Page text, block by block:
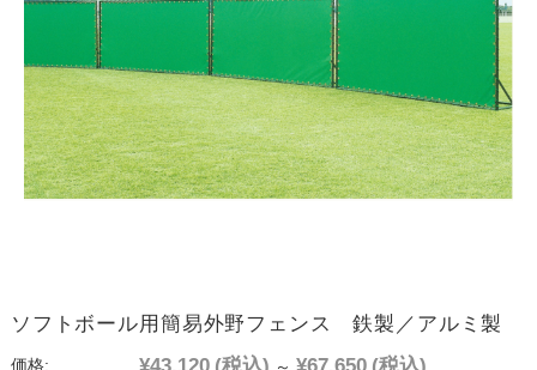
ソフトボール用簡易外野フェンス 鉄製／アルミ製
価格: ¥43,120 (税込) ～ ¥67,650 (税込)